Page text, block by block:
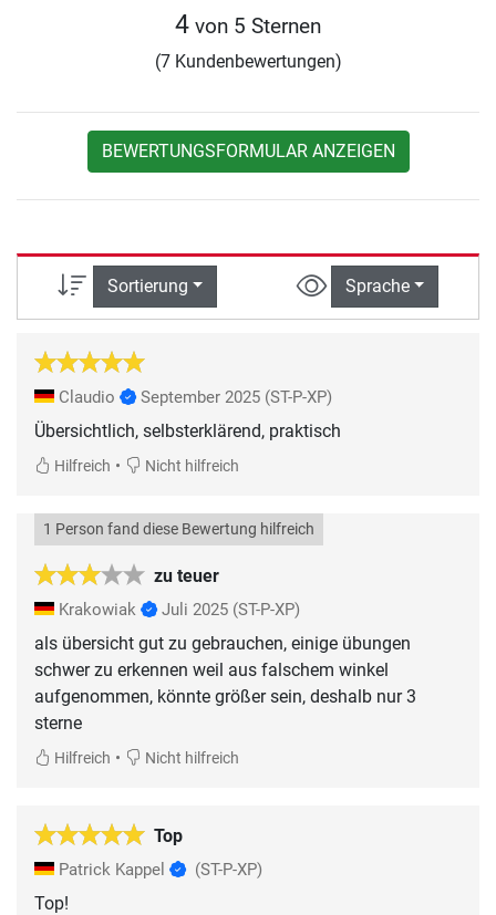
4 von 5 Sternen
(7 Kundenbewertungen)
BEWERTUNGSFORMULAR ANZEIGEN
Sortierung Sprache
Claudio September 2025 (ST-P-XP)
Übersichtlich, selbsterklärend, praktisch
Hilfreich • Nicht hilfreich
zu teuer
1 Person fand diese Bewertung hilfreich
Krakowiak Juli 2025 (ST-P-XP)
als übersicht gut zu gebrauchen, einige übungen
schwer zu erkennen weil aus falschem winkel
aufgenommen, könnte größer sein, deshalb nur 3
sterne
Hilfreich • Nicht hilfreich
Top
Patrick Kappel (ST-P-XP)
Top!